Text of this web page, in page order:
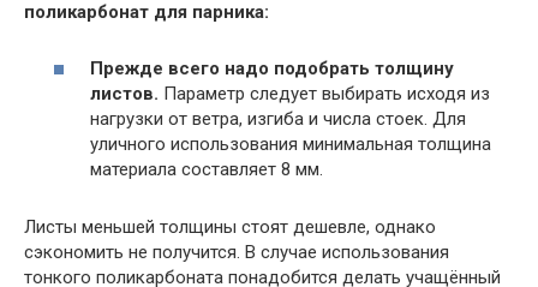
поликарбонат для парника:
Прежде всего надо подобрать толщину
листов. Параметр следует выбирать исходя из
нагрузки от ветра, изгиба и числа стоек. Для
уличного использования минимальная толщина
материала составляет 8 мм.
Листы меньшей толщины стоят дешевле, однако
сэкономить не получится. В случае использования
тонкого поликарбоната понадобится делать учащённый